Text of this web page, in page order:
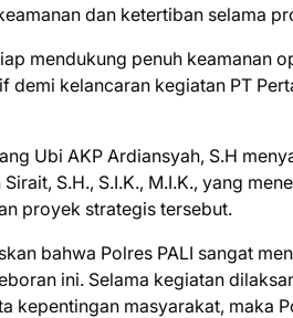
dan ketertiban selama
mendukung penuh keamanan
demi kelancaran kegiatan PT
Ubi AKP Ardiansyah, S.H
S.H., S.I.K., M.I.K., yang
proyek strategis tersebut.
bahwa Polres PALI sangat
ini. Selama kegiatan
kepentingan masyarakat, maka